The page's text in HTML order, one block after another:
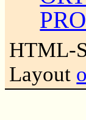
HTML-
Layout